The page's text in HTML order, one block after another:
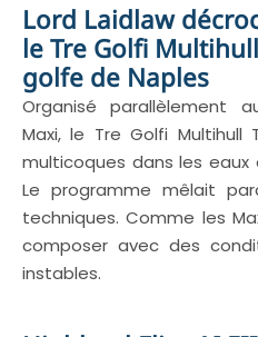
Lord Laidlaw
le Tre Golfi
golfe de Naples
Organisé parallèlement
Maxi, le Tre Golfi
multicoques dans les
Le programme mêlait
techniques. Comme les
composer avec des
instables.